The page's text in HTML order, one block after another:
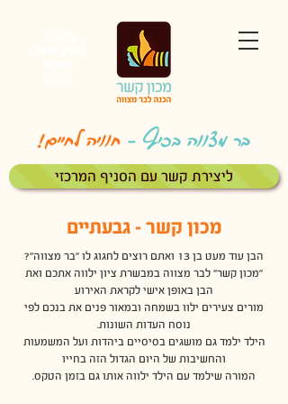
בר מצווה בכיף - חוויה לחיים!
ליצירת קשר עם הסניף המרכזי
מכון קשר - גבעתיים
הבן עוד מעט בן 13 ואתם רוצים לחגוג לו "בר מצווה"?
"מכון קשר" לבר מצווה במבשרת ציון ילווה אתכם ואת
הבן באופן אישי לקראת האירוע
מורים צעירים ילוו בשמחה ובמאור פנים את בנכם לפי
נוסח העדות השונות.
הילד ילמד גם מושגים בסיסיים ביהדות ועל המשמעות
והחשיבות של היום הגדול הזה בחייו
המורה שילמד עם הילד ילווה אותו גם בזמן הטקס.